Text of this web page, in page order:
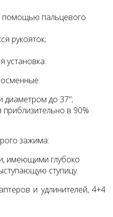
помощью пальцевого
рукояток;
установка.
диаметром до 37";
приблизительно в 90%
зажима:
имеющими глубоко
ступицу.
и удлинителей, 4+4